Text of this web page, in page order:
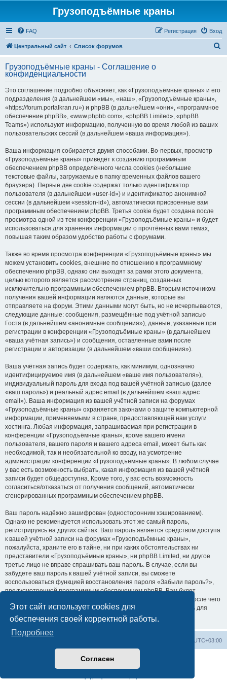
Этот сайт использует cookies для
обеспечения своей корректной работы.
Подробнее
Согласен
Грузоподъёмные краны
FAQ Вход
Регистрация
Центральный сайт Список форумов
с
Грузоподъёмные краны - Соглашение о
конфиденциальности
Это соглашение подробно объясняет, как «Грузоподъёмные краны» и его
подразделения (в дальнейшем «мы», «наш», «Грузоподъёмные краны»,
«https://forum.portalkran.ru») и phpBB (в дальнейшем «они», «программное
обеспечение phpBB», «www.phpbb.com», «phpBB Limited», «phpBB
Teams») используют информацию, полученную во время любой из ваших
пользовательских сессий (в дальнейшем «ваша информация»).
Ваша информация собирается двумя способами. Во-первых, просмотр
«Грузоподъёмные краны» приведёт к созданию программным
обеспечением phpBB определённого числа cookies (небольшие
текстовые файлы, загружаемые в папку временных файлов вашего
браузера). Первые две cookie содержат только идентификатор
пользователя (в дальнейшем «user-id») и идентификатор анонимной
сессии (в дальнейшем «session-id»), автоматически присвоенные вам
программным обеспечением phpBB. Третья cookie будет создана после
просмотра одной из тем конференции «Грузоподъёмные краны» и будет
использоваться для хранения информации о прочтённых вами темах,
повышая таким образом удобство работы с форумами.
Также во время просмотра конференции «Грузоподъёмные краны» мы
можем установить cookies, внешние по отношению к программному
обеспечению phpBB, однако они выходят за рамки этого документа,
целью которого является рассмотрение страниц, созданных
исключительно программным обеспечением phpBB. Вторым источником
получения вашей информации являются данные, которые вы
отправляете на форум. Этими данными могут быть, но не исчерпываются,
следующие данные: сообщения, размещённые под учётной записью
Гостя (в дальнейшем «анонимные сообщения»), данные, указанные при
регистрации в конференции «Грузоподъёмные краны» (в дальнейшем
«ваша учётная запись») и сообщения, оставленные вами после
регистрации и авторизации (в дальнейшем «ваши сообщения»).
Ваша учётная запись будет содержать, как минимум, однозначно
идентифицируемое имя (в дальнейшем «ваше имя пользователя»),
индивидуальный пароль для входа под вашей учётной записью (далее
«ваш пароль») и реальный адрес email (в дальнейшем «ваш адрес
email»). Ваша информация из вашей учётной записи на форумах
«Грузоподъёмные краны» охраняется законами о защите компьютерной
информации, применяемыми в стране, предоставляющей нам услуги
хостинга. Любая информация, запрашиваемая при регистрации в
конференции «Грузоподъёмные краны», кроме вашего имени
пользователя, вашего пароля и вашего адреса email, может быть как
необходимой, так и необязательной ко вводу, на усмотрение
администрации конференции «Грузоподъёмные краны». В любом случае
у вас есть возможность выбрать, какая информация из вашей учётной
записи будет общедоступна. Кроме того, у вас есть возможность
согласиться/отказаться от получения сообщений, автоматически
сгенерированных программным обеспечением phpBB.
Ваш пароль надёжно зашифрован (односторонним хэшированием).
Однако не рекомендуется использовать этот же самый пароль,
регистрируясь на других сайтах. Ваш пароль является средством доступа
к вашей учётной записи на форумах «Грузоподъёмные краны»,
пожалуйста, храните его в тайне, ни при каких обстоятельствах ни
представители «Грузоподъёмные краны», ни phpBB Limited, ни другое
третье лицо не вправе спрашивать ваш пароль. В случае, если вы
забудете ваш пароль к вашей учётной записи, вы сможете
воспользоваться функцией восстановления пароля «Забыли пароль?»,
предусмотренной программным обеспечением phpBB. Вам будет
необходимо ввести ваше имя пользователя и ваш адрес email, после чего
программное обеспечение phpBB сгенерирует вам новый пароль для
вашей учётной записи.
UTC+03:00
Создано на основеphpBB® Forum Software © phpBB Limited
Русская поддержка phpBB